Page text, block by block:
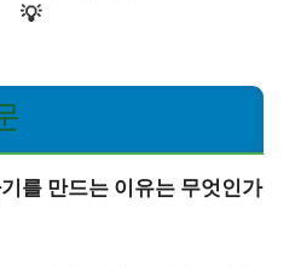
💡
를 만드는 이유는 무엇인가